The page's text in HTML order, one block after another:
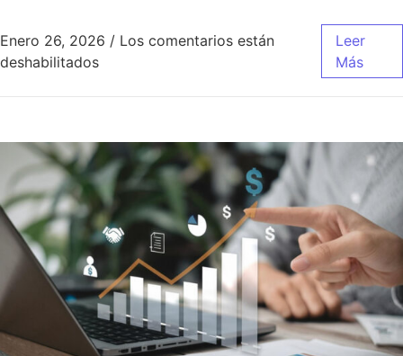
Enero 26, 2026 / Los comentarios están
deshabilitadosen Rol del marketero
Leer
Más